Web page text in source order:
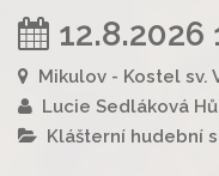
12.8.2026
Mikulov - Kostel sv.
Lucie Sedláková
Klášterní hudební